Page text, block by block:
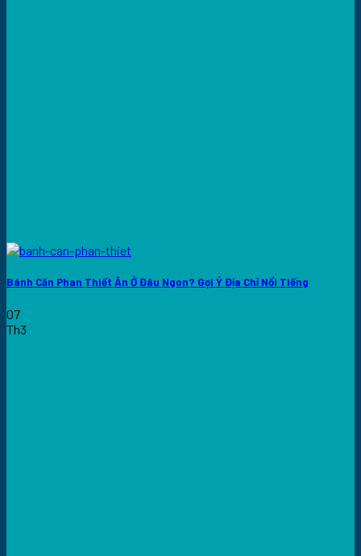
Bánh Căn Phan Thiết Ăn Ở Đâu Ngon? Gợi Ý Địa Chỉ Nổi Tiếng
07
Th3